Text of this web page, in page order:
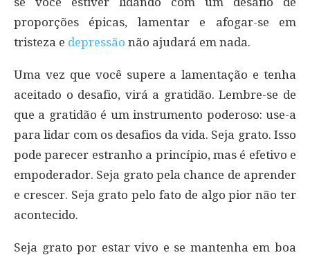
proporções épicas, lamentar e afogar-se em
tristeza e depressão não ajudará em nada.
Uma vez que você supere a lamentação e tenha
aceitado o desafio, virá a gratidão. Lembre-se de
que a gratidão é um instrumento poderoso: use-a
para lidar com os desafios da vida. Seja grato. Isso
pode parecer estranho a princípio, mas é efetivo e
empoderador. Seja grato pela chance de aprender
e crescer. Seja grato pelo fato de algo pior não ter
acontecido.
Seja grato por estar vivo e se mantenha em boa